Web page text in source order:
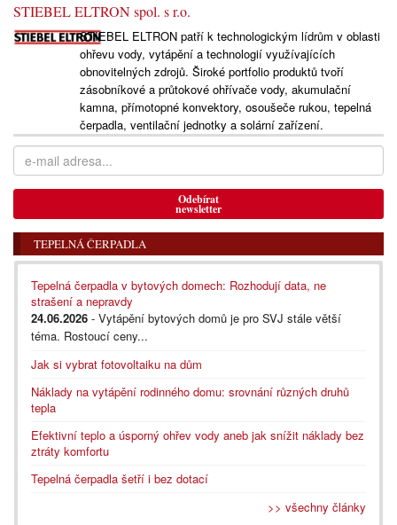
STIEBEL ELTRON spol. s r.o.
STIEBEL ELTRON patří k technologickým lídrům v oblasti
ohřevu vody, vytápění a technologií využívajících
obnovitelných zdrojů. Široké portfolio produktů tvoří
zásobníkové a průtokové ohřívače vody, akumulační
kamna, přímotopné konvektory, osoušeče rukou, tepelná
čerpadla, ventilační jednotky a solární zařízení.
Odebírat
newsletter
TEPELNÁ ČERPADLA
Tepelná čerpadla v bytových domech: Rozhodují data, ne
strašení a nepravdy
24.06.2026 - Vytápění bytových domů je pro SVJ stále větší
téma. Rostoucí ceny...
Jak si vybrat fotovoltaiku na dům
Náklady na vytápění rodinného domu: srovnání různých druhů
tepla
Efektivní teplo a úsporný ohřev vody aneb jak snížit náklady bez
ztráty komfortu
Tepelná čerpadla šetří i bez dotací
>> všechny články